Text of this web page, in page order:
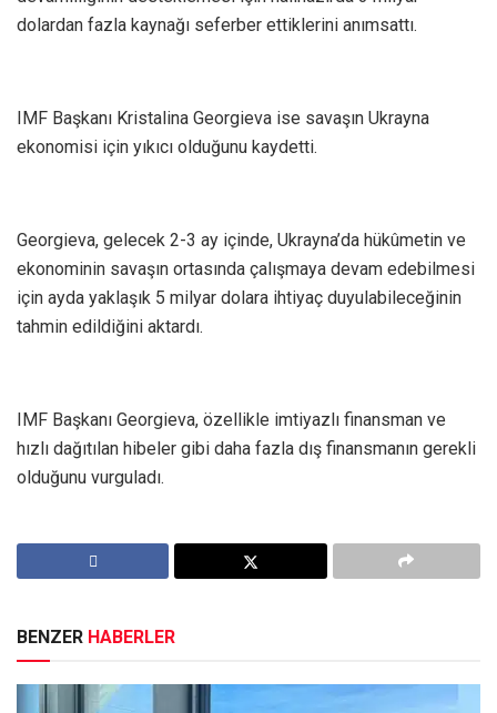
dolardan fazla kaynağı seferber ettiklerini anımsattı.
IMF Başkanı Kristalina Georgieva ise savaşın Ukrayna
ekonomisi için yıkıcı olduğunu kaydetti.
Georgieva, gelecek 2-3 ay içinde, Ukrayna’da hükûmetin ve
ekonominin savaşın ortasında çalışmaya devam edebilmesi
için ayda yaklaşık 5 milyar dolara ihtiyaç duyulabileceğinin
tahmin edildiğini aktardı.
IMF Başkanı Georgieva, özellikle imtiyazlı finansman ve
hızlı dağıtılan hibeler gibi daha fazla dış finansmanın gerekli
olduğunu vurguladı.
BENZER HABERLER